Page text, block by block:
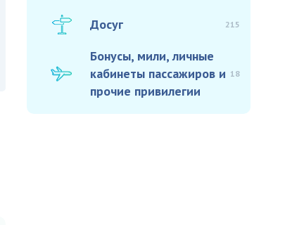
Досуг 215
Бонусы, мили, личные
кабинеты пассажиров и
прочие привилегии
18